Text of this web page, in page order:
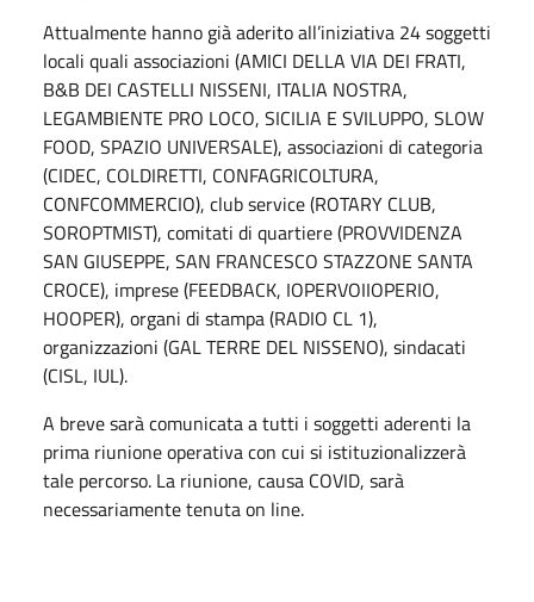
Attualmente hanno già aderito all’iniziativa 24 soggetti
locali quali associazioni (AMICI DELLA VIA DEI FRATI,
B&B DEI CASTELLI NISSENI, ITALIA NOSTRA,
LEGAMBIENTE PRO LOCO, SICILIA E SVILUPPO, SLOW
FOOD, SPAZIO UNIVERSALE), associazioni di categoria
(CIDEC, COLDIRETTI, CONFAGRICOLTURA,
CONFCOMMERCIO), club service (ROTARY CLUB,
SOROPTMIST), comitati di quartiere (PROVVIDENZA
SAN GIUSEPPE, SAN FRANCESCO STAZZONE SANTA
CROCE), imprese (FEEDBACK, IOPERVOIIOPERIO,
HOOPER), organi di stampa (RADIO CL 1),
organizzazioni (GAL TERRE DEL NISSENO), sindacati
(CISL, IUL).
A breve sarà comunicata a tutti i soggetti aderenti la
prima riunione operativa con cui si istituzionalizzerà
tale percorso. La riunione, causa COVID, sarà
necessariamente tenuta on line.